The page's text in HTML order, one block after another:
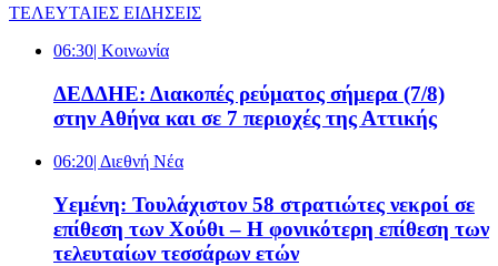
ΤΕΛΕΥΤΑΙΕΣ ΕΙΔΗΣΕΙΣ
06:30| Κοινωνία
ΔΕΔΔΗΕ: Διακοπές ρεύματος σήμερα (7/8)
στην Αθήνα και σε 7 περιοχές της Αττικής
06:20| Διεθνή Νέα
Υεμένη: Τουλάχιστον 58 στρατιώτες νεκροί σε
επίθεση των Χούθι – Η φονικότερη επίθεση των
τελευταίων τεσσάρων ετών